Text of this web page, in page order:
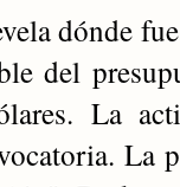
dónde
del
La
La